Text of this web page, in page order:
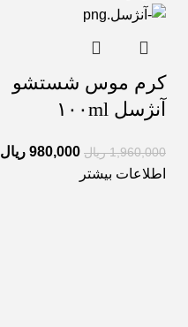
کرم موس شستشو
آنژسل ۱۰۰ml
1,960,000 ریال 980,000 ریال
اطلاعات بیشتر